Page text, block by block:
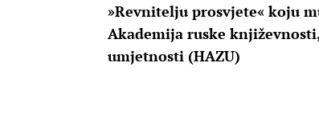
»Revnitelju prosvjete« koju
Akademija ruske
umjetnosti (HAZU)